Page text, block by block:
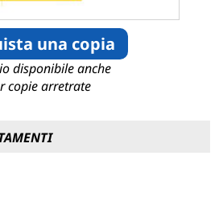
una copia
disponibile anche
copie arretrate